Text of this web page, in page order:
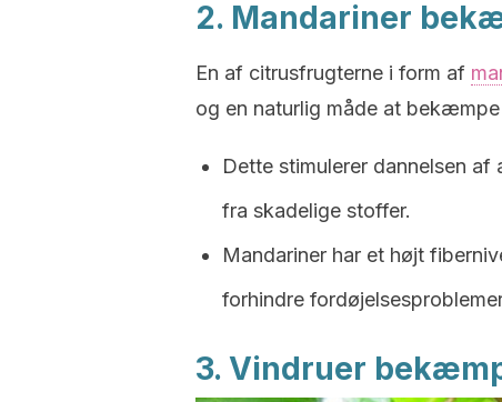
2. Mandariner
En af citrusfrugterne i form af
og en naturlig måde at
Dette stimulerer dannelsen
fra skadelige stoffer.
Mandariner har et højt
forhindre
3. Vindruer